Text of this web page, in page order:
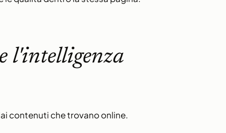
l'intelligenza
contenuti che trovano online.